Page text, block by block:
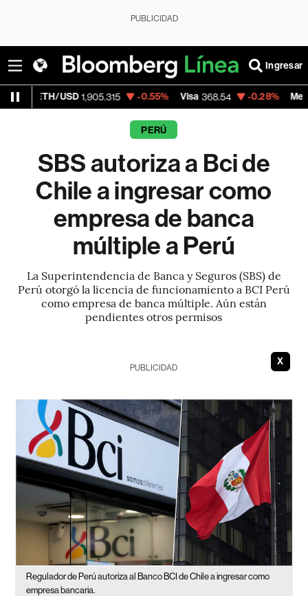
PUBLICIDAD
Ingresar
1,905.315 -0.55% Visa 368.54 -0.28% MercadoLibre
PERÚ
SBS autoriza a Bci de
Chile a ingresar como
empresa de banca
múltiple a Perú
La Superintendencia de Banca y Seguros (SBS) de
Perú otorgó la licencia de funcionamiento a BCI Perú
como empresa de banca múltiple. Aún están
pendientes otros permisos
X
PUBLICIDAD
Regulador de Perú autoriza al Banco BCI de Chile a ingresar como
empresa bancaria.